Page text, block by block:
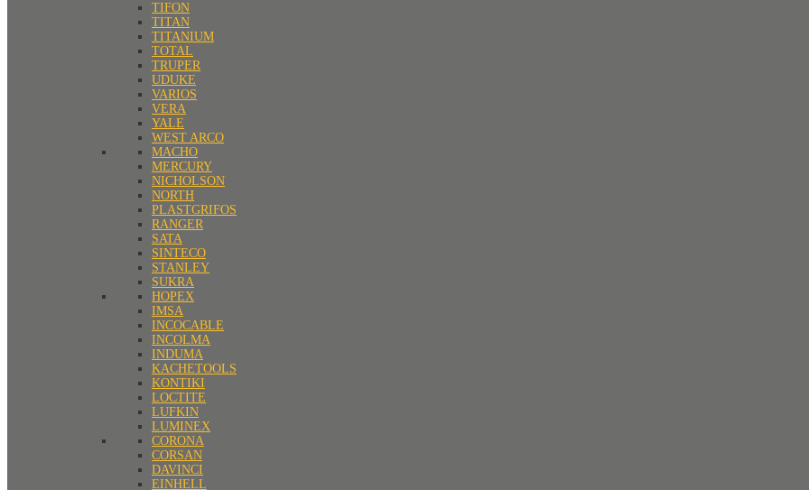
TIFON
TITAN
TITANIUM
TOTAL
TRUPER
UDUKE
VARIOS
VERA
YALE
WEST ARCO
MACHO
MERCURY
NICHOLSON
NORTH
PLASTGRIFOS
RANGER
SATA
SINTECO
STANLEY
SUKRA
HOPEX
IMSA
INCOCABLE
INCOLMA
INDUMA
KACHETOOLS
KONTIKI
LOCTITE
LUFKIN
LUMINEX
CORONA
CORSAN
DAVINCI
EINHELL